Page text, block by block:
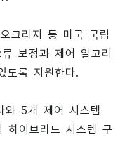
크리지 등 미국 국립
보정과 제어 알고리
도록 지원한다.
와 5개 제어 시스템
하이브리드 시스템 구